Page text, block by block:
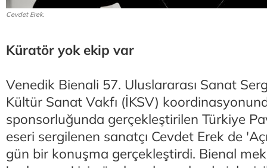
Cevdet Erek.
Küratör yok ekip var
Venedik Bienali 57. Uluslararası Sanat
Kültür Sanat Vakfı (İKSV)
sponsorluğunda gerçekleştirilen Türkiye
eseri sergilenen sanatçı Cevdet Erek de
gün bir konuşma gerçekleştirdi. Bienal